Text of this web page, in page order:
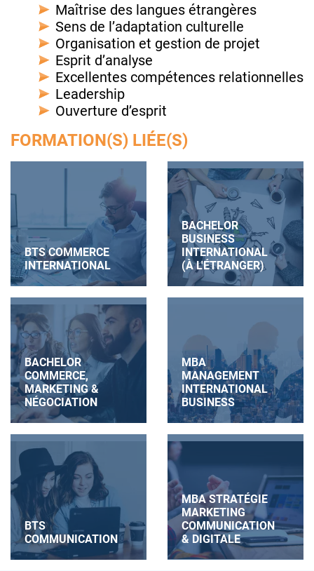
Maîtrise des langues étrangères
Sens de l’adaptation culturelle
Organisation et gestion de projet
Esprit d’analyse
Excellentes compétences relationnelles
Leadership
Ouverture d’esprit
FORMATION(S) LIÉE(S)
BTS COMMERCE
INTERNATIONAL
BACHELOR
BUSINESS
INTERNATIONAL
(À L'ÉTRANGER)
BACHELOR
COMMERCE,
MARKETING &
NÉGOCIATION
MBA
MANAGEMENT
INTERNATIONAL
BUSINESS
BTS
COMMUNICATION
MBA STRATÉGIE
MARKETING
COMMUNICATION
& DIGITALE